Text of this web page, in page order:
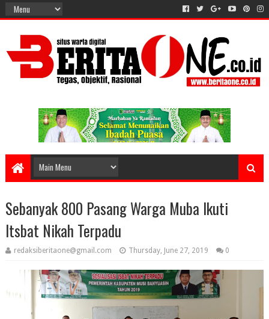
Sebanyak 800 Pasang Warga Muba Ikuti
Itsbat Nikah Terpadu
redaksiberitaone@gmail.com Thursday, June 27, 2019 0